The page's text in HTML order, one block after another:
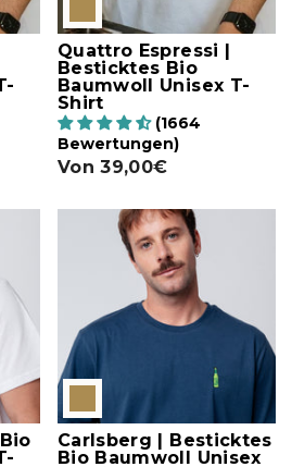
Quattro Espressi |
Besticktes Bio
Baumwoll Unisex T-
Shirt
(1664
Bewertungen)
Von 39,00€
Carlsberg | Besticktes
Bio Baumwoll Unisex